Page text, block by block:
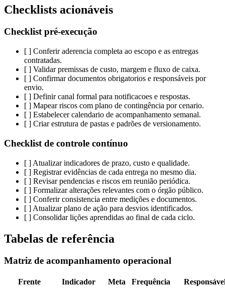
Checklists acionáveis
Checklist pré-execução
[ ] Conferir aderencia completa ao escopo e as entregas
contratadas.
[ ] Validar premissas de custo, margem e fluxo de caixa.
[ ] Confirmar documentos obrigatorios e responsáveis por
envio.
[ ] Definir canal formal para notificacoes e respostas.
[ ] Mapear riscos com plano de contingência por cenario.
[ ] Estabelecer calendario de acompanhamento semanal.
[ ] Criar estrutura de pastas e padrões de versionamento.
Checklist de controle contínuo
[ ] Atualizar indicadores de prazo, custo e qualidade.
[ ] Registrar evidências de cada entrega no mesmo dia.
[ ] Revisar pendencias e riscos em reunião periódica.
[ ] Formalizar alterações relevantes com o órgão público.
[ ] Conferir consistencia entre medições e documentos.
[ ] Atualizar plano de ação para desvios identificados.
[ ] Consolidar lições aprendidas ao final de cada ciclo.
Tabelas de referência
Matriz de acompanhamento operacional
Frente Indicador Meta Frequência